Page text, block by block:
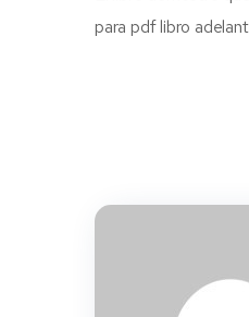
para pdf libro